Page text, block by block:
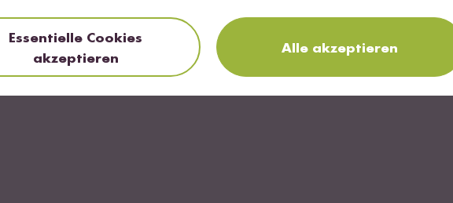
Loading...
Essentielle Cookies
akzeptieren
Alle akzeptieren